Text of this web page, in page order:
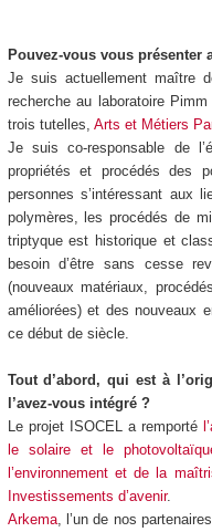
Pouvez-vous vous présenter
Je suis actuellement maître
recherche au laboratoire
trois tutelles, Arts et Métiers
Je suis co-responsable de
propriétés et procédés des
personnes s’intéressant aux
polymères, les procédés de
triptyque est historique et
besoin d’être sans cesse
(nouveaux matériaux,
améliorées) et des nouveaux
ce début de siècle.
Tout d’abord, qui est à
l’avez-vous intégré ?
Le projet ISOCEL a remporté
le solaire et le
l’environnement et de la
Investissements d’avenir.
Arkema, l’un de nos